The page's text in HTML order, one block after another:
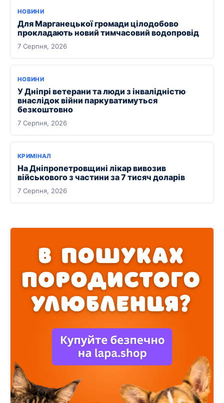
НОВИНИ
Для Марганецької громади цілодобово
прокладають новий тимчасовий водопровід
7 Серпня, 2026
НОВИНИ
У Дніпрі ветерани та люди з інвалідністю
внаслідок війни паркуватимуться
безкоштовно
7 Серпня, 2026
КРИМІНАЛ
На Дніпропетровщині лікар вивозив
військового з частини за 7 тисяч доларів
7 Серпня, 2026